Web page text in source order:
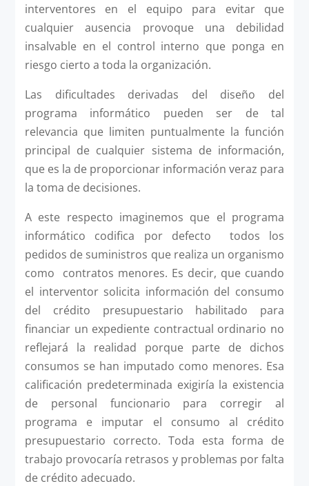
interventores en el equipo para evitar que
cualquier ausencia provoque una debilidad
insalvable en el control interno que ponga en
riesgo cierto a toda la organización.
Las dificultades derivadas del diseño del
programa informático pueden ser de tal
relevancia que limiten puntualmente la función
principal de cualquier sistema de información,
que es la de proporcionar información veraz para
la toma de decisiones.
A este respecto imaginemos que el programa
informático codifica por defecto todos los
pedidos de suministros que realiza un organismo
como contratos menores. Es decir, que cuando
el interventor solicita información del consumo
del crédito presupuestario habilitado para
financiar un expediente contractual ordinario no
reflejará la realidad porque parte de dichos
consumos se han imputado como menores. Esa
calificación predeterminada exigiría la existencia
de personal funcionario para corregir al
programa e imputar el consumo al crédito
presupuestario correcto. Toda esta forma de
trabajo provocaría retrasos y problemas por falta
de crédito adecuado.